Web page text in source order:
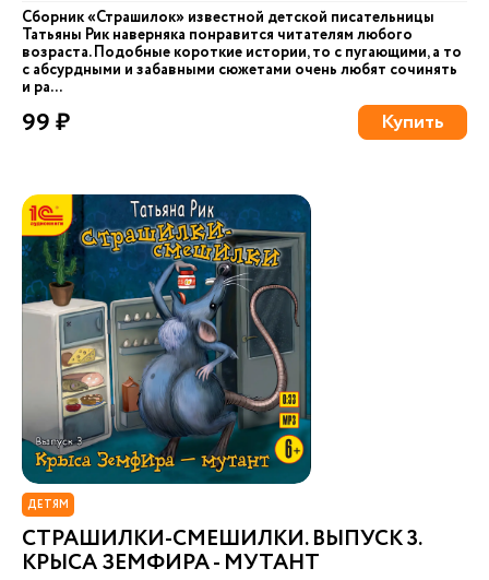
Сборник «Страшилок» известной детской писательницы
Татьяны Рик наверняка понравится читателям любого
возраста. Подобные короткие истории, то с пугающими, а то
с абсурдными и забавными сюжетами очень любят сочинять
и ра...
99 ₽ Купить
ДЕТЯМ
СТРАШИЛКИ-СМЕШИЛКИ. ВЫПУСК 3.
КРЫСА ЗЕМФИРА - МУТАНТ